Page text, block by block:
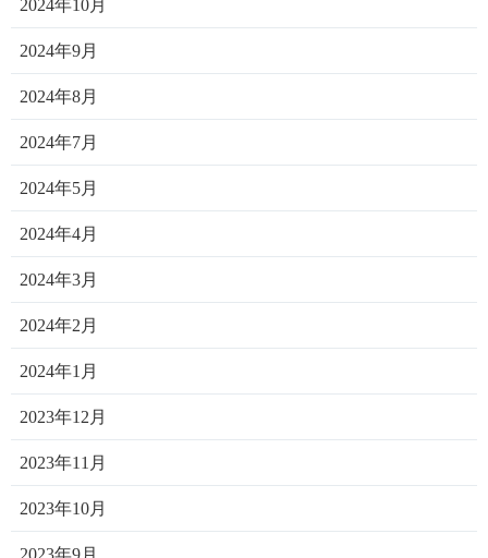
2024年10月
2024年9月
2024年8月
2024年7月
2024年5月
2024年4月
2024年3月
2024年2月
2024年1月
2023年12月
2023年11月
2023年10月